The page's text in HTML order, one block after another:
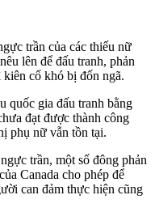
trần của các thiếu nữ
lên để đấu tranh, phản
cố khó bị đốn ngã.
quốc gia đấu tranh bằng
đạt được thành công
phụ nữ vẫn tồn tại.
trần, một số đông phản
Canada cho phép để
can đảm thực hiện cũng